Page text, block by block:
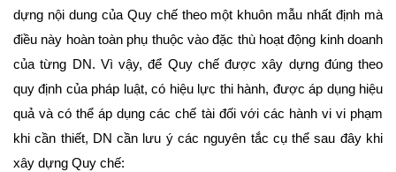
dựng nội dung của Quy chế theo một khuôn mẫu nhất định mà
điều này hoàn toàn phụ thuộc vào đặc thù hoạt động kinh doanh
của từng DN. Vì vậy, để Quy chế được xây dựng đúng theo
quy định của pháp luật, có hiệu lực thi hành, được áp dụng hiệu
quả và có thể áp dụng các chế tài đối với các hành vi vi phạm
khi cần thiết, DN cần lưu ý các nguyên tắc cụ thể sau đây khi
xây dựng Quy chế: